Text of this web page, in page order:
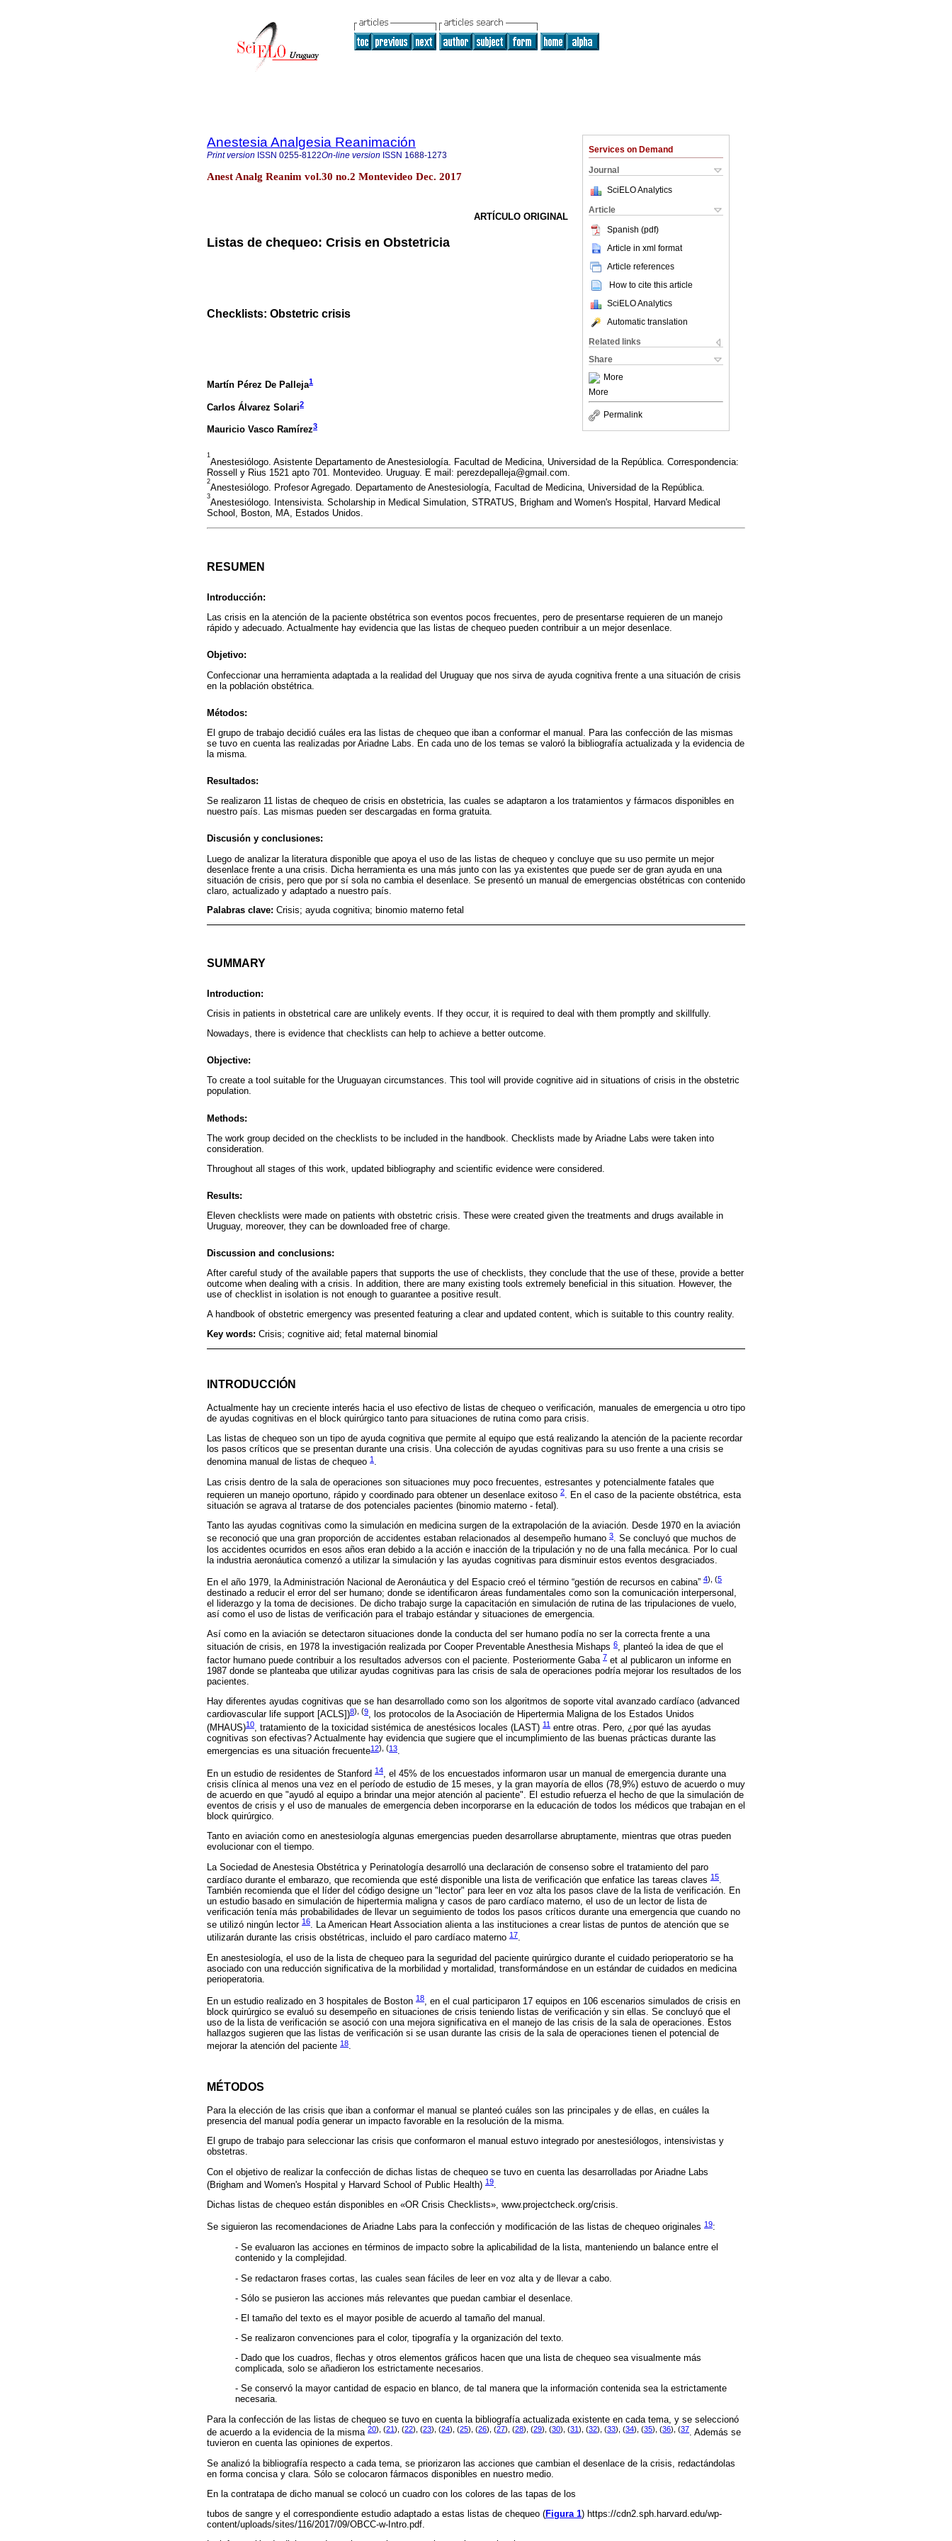
Services on Demand
Journal
SciELO Analytics
Article
Spanish (pdf)
Article in xml format
Article references
How to cite this article
SciELO Analytics
Automatic translation
Related links
Share
More
More
Permalink
Anestesia Analgesia Reanimación
Print version ISSN 0255-8122On-line version ISSN 1688-1273
Anest Analg Reanim vol.30 no.2 Montevideo Dec. 2017
ARTÍCULO ORIGINAL
Listas de chequeo: Crisis en Obstetricia
Checklists: Obstetric crisis
Martín Pérez De Palleja1
Carlos Álvarez Solari2
Mauricio Vasco Ramírez3
1
Anestesiólogo. Asistente Departamento de Anestesiología. Facultad de Medicina, Universidad de la República. Correspondencia:
Rossell y Rius 1521 apto 701. Montevideo. Uruguay. E mail: perezdepalleja@gmail.com.
2
Anestesiólogo. Profesor Agregado. Departamento de Anestesiología, Facultad de Medicina, Universidad de la República.
3
Anestesiólogo. Intensivista. Scholarship in Medical Simulation, STRATUS, Brigham and Women's Hospital, Harvard Medical
School, Boston, MA, Estados Unidos.
RESUMEN
Introducción:
Las crisis en la atención de la paciente obstétrica son eventos pocos frecuentes, pero de presentarse requieren de un manejo
rápido y adecuado. Actualmente hay evidencia que las listas de chequeo pueden contribuir a un mejor desenlace.
Objetivo:
Confeccionar una herramienta adaptada a la realidad del Uruguay que nos sirva de ayuda cognitiva frente a una situación de crisis
en la población obstétrica.
Métodos:
El grupo de trabajo decidió cuáles era las listas de chequeo que iban a conformar el manual. Para las confección de las mismas
se tuvo en cuenta las realizadas por Ariadne Labs. En cada uno de los temas se valoró la bibliografía actualizada y la evidencia de
la misma.
Resultados:
Se realizaron 11 listas de chequeo de crisis en obstetricia, las cuales se adaptaron a los tratamientos y fármacos disponibles en
nuestro país. Las mismas pueden ser descargadas en forma gratuita.
Discusión y conclusiones:
Luego de analizar la literatura disponible que apoya el uso de las listas de chequeo y concluye que su uso permite un mejor
desenlace frente a una crisis. Dicha herramienta es una más junto con las ya existentes que puede ser de gran ayuda en una
situación de crisis, pero que por sí sola no cambia el desenlace. Se presentó un manual de emergencias obstétricas con contenido
claro, actualizado y adaptado a nuestro país.
Palabras clave: Crisis; ayuda cognitiva; binomio materno fetal
SUMMARY
Introduction:
Crisis in patients in obstetrical care are unlikely events. If they occur, it is required to deal with them promptly and skillfully.
Nowadays, there is evidence that checklists can help to achieve a better outcome.
Objective:
To create a tool suitable for the Uruguayan circumstances. This tool will provide cognitive aid in situations of crisis in the obstetric
population.
Methods:
The work group decided on the checklists to be included in the handbook. Checklists made by Ariadne Labs were taken into
consideration.
Throughout all stages of this work, updated bibliography and scientific evidence were considered.
Results:
Eleven checklists were made on patients with obstetric crisis. These were created given the treatments and drugs available in
Uruguay, moreover, they can be downloaded free of charge.
Discussion and conclusions:
After careful study of the available papers that supports the use of checklists, they conclude that the use of these, provide a better
outcome when dealing with a crisis. In addition, there are many existing tools extremely beneficial in this situation. However, the
use of checklist in isolation is not enough to guarantee a positive result.
A handbook of obstetric emergency was presented featuring a clear and updated content, which is suitable to this country reality.
Key words: Crisis; cognitive aid; fetal maternal binomial
INTRODUCCIÓN
Actualmente hay un creciente interés hacia el uso efectivo de listas de chequeo o verificación, manuales de emergencia u otro tipo
de ayudas cognitivas en el block quirúrgico tanto para situaciones de rutina como para crisis.
Las listas de chequeo son un tipo de ayuda cognitiva que permite al equipo que está realizando la atención de la paciente recordar
los pasos críticos que se presentan durante una crisis. Una colección de ayudas cognitivas para su uso frente a una crisis se
denomina manual de listas de chequeo 1 .
Las crisis dentro de la sala de operaciones son situaciones muy poco frecuentes, estresantes y potencialmente fatales que
requieren un manejo oportuno, rápido y coordinado para obtener un desenlace exitoso 2. En el caso de la paciente obstétrica, esta
situación se agrava al tratarse de dos potenciales pacientes (binomio materno - fetal).
Tanto las ayudas cognitivas como la simulación en medicina surgen de la extrapolación de la aviación. Desde 1970 en la aviación
se reconoció que una gran proporción de accidentes estaban relacionados al desempeño humano 3. Se concluyó que muchos de
los accidentes ocurridos en esos años eran debido a la acción e inacción de la tripulación y no de una falla mecánica. Por lo cual
la industria aeronáutica comenzó a utilizar la simulación y las ayudas cognitivas para disminuir estos eventos desgraciados.
En el año 1979, la Administración Nacional de Aeronáutica y del Espacio creó el término “gestión de recursos en cabina” 4), (5
destinado a reducir el error del ser humano; donde se identificaron áreas fundamentales como son la comunicación interpersonal,
el liderazgo y la toma de decisiones. De dicho trabajo surge la capacitación en simulación de rutina de las tripulaciones de vuelo,
así como el uso de listas de verificación para el trabajo estándar y situaciones de emergencia.
Así como en la aviación se detectaron situaciones donde la conducta del ser humano podía no ser la correcta frente a una
situación de crisis, en 1978 la investigación realizada por Cooper Preventable Anesthesia Mishaps 6, planteó la idea de que el
factor humano puede contribuir a los resultados adversos con el paciente. Posteriormente Gaba 7 et al publicaron un informe en
1987 donde se planteaba que utilizar ayudas cognitivas para las crisis de sala de operaciones podría mejorar los resultados de los
pacientes.
Hay diferentes ayudas cognitivas que se han desarrollado como son los algoritmos de soporte vital avanzado cardíaco (advanced
cardiovascular life support [ACLS])8), (9, los protocolos de la Asociación de Hipertermia Maligna de los Estados Unidos
(MHAUS)10, tratamiento de la toxicidad sistémica de anestésicos locales (LAST) 11 entre otras. Pero, ¿por qué las ayudas
cognitivas son efectivas? Actualmente hay evidencia que sugiere que el incumplimiento de las buenas prácticas durante las
emergencias es una situación frecuente12), (13.
En un estudio de residentes de Stanford 14, el 45% de los encuestados informaron usar un manual de emergencia durante una
crisis clínica al menos una vez en el período de estudio de 15 meses, y la gran mayoría de ellos (78,9%) estuvo de acuerdo o muy
de acuerdo en que "ayudó al equipo a brindar una mejor atención al paciente". El estudio refuerza el hecho de que la simulación de
eventos de crisis y el uso de manuales de emergencia deben incorporarse en la educación de todos los médicos que trabajan en el
block quirúrgico.
Tanto en aviación como en anestesiología algunas emergencias pueden desarrollarse abruptamente, mientras que otras pueden
evolucionar con el tiempo.
La Sociedad de Anestesia Obstétrica y Perinatología desarrolló una declaración de consenso sobre el tratamiento del paro
cardíaco durante el embarazo, que recomienda que esté disponible una lista de verificación que enfatice las tareas claves 15
También recomienda que el líder del código designe un "lector" para leer en voz alta los pasos clave de la lista de verificación. En
un estudio basado en simulación de hipertermia maligna y casos de paro cardíaco materno, el uso de un lector de lista de
verificación tenía más probabilidades de llevar un seguimiento de todos los pasos críticos durante una emergencia que cuando no
se utilizó ningún lector 16. La American Heart Association alienta a las instituciones a crear listas de puntos de atención que se
utilizarán durante las crisis obstétricas, incluido el paro cardíaco materno 17.
En anestesiología, el uso de la lista de chequeo para la seguridad del paciente quirúrgico durante el cuidado perioperatorio se ha
asociado con una reducción significativa de la morbilidad y mortalidad, transformándose en un estándar de cuidados en medicina
perioperatoria.
En un estudio realizado en 3 hospitales de Boston 18, en el cual participaron 17 equipos en 106 escenarios simulados de crisis en
block quirúrgico se evaluó su desempeño en situaciones de crisis teniendo listas de verificación y sin ellas. Se concluyó que el
uso de la lista de verificación se asoció con una mejora significativa en el manejo de las crisis de la sala de operaciones. Estos
hallazgos sugieren que las listas de verificación si se usan durante las crisis de la sala de operaciones tienen el potencial de
mejorar la atención del paciente 18.
MÉTODOS
Para la elección de las crisis que iban a conformar el manual se planteó cuáles son las principales y de ellas, en cuáles la
presencia del manual podía generar un impacto favorable en la resolución de la misma.
El grupo de trabajo para seleccionar las crisis que conformaron el manual estuvo integrado por anestesiólogos, intensivistas y
obstetras.
Con el objetivo de realizar la confección de dichas listas de chequeo se tuvo en cuenta las desarrolladas por Ariadne Labs
(Brigham and Women's Hospital y Harvard School of Public Health) 19
Dichas listas de chequeo están disponibles en «OR Crisis Checklists», www.projectcheck.org/crisis.
Se siguieron las recomendaciones de Ariadne Labs para la confección y modificación de las listas de chequeo originales 19:
- Se evaluaron las acciones en términos de impacto sobre la aplicabilidad de la lista, manteniendo un balance entre el
contenido y la complejidad.
- Se redactaron frases cortas, las cuales sean fáciles de leer en voz alta y de llevar a cabo.
- Sólo se pusieron las acciones más relevantes que puedan cambiar el desenlace.
- El tamaño del texto es el mayor posible de acuerdo al tamaño del manual.
- Se realizaron convenciones para el color, tipografía y la organización del texto.
- Dado que los cuadros, flechas y otros elementos gráficos hacen que una lista de chequeo sea visualmente más
complicada, solo se añadieron los estrictamente necesarios.
- Se conservó la mayor cantidad de espacio en blanco, de tal manera que la información contenida sea la estrictamente
necesaria.
Para la confección de las listas de chequeo se tuvo en cuenta la bibliografía actualizada existente en cada tema, y se seleccionó
de acuerdo a la evidencia de la misma 20), (21), (22), (23), (24), (25), (26), (27), (28), (29), (30), (31), (32), (33), (34), (35), (36), (37. Además se
tuvieron en cuenta las opiniones de expertos.
Se analizó la bibliografía respecto a cada tema, se priorizaron las acciones que cambian el desenlace de la crisis, redactándolas
en forma concisa y clara. Sólo se colocaron fármacos disponibles en nuestro medio.
En la contratapa de dicho manual se colocó un cuadro con los colores de las tapas de los
tubos de sangre y el correspondiente estudio adaptado a estas listas de chequeo (Figura 1) https://cdn2.sph.harvard.edu/wp-
content/uploads/sites/116/2017/09/OBCC-w-Intro.pdf.